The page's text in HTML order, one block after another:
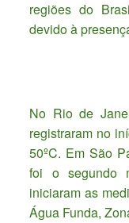
regiões do
devido à
No Rio de
registraram no
50ºC. Em São
foi o segundo
iniciaram as
Água Funda,